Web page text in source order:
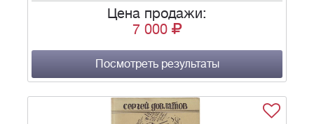
Цена продажи:
7 000
Посмотреть результаты